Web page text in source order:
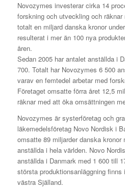
Novozymes investerar cirka 14
forskning och utveckling och
totalt en miljard danska kronor
resulterat i mer än 100 nya
åren.
Sedan 2005 har antalet anställda i
700. Totalt har Novozymes 6 500
varav en femtedel arbetar med
Företaget omsatte förra året 12,5
räknar med att öka omsättningen
Novozymes är systerföretag och
läkemedelsföretag Novo Nordisk i
omsatte 89 miljarder danska kronor
anställda i hela världen. Novo
anställda i Danmark med 1 600 till
största produktionsanläggning
västra Själland.